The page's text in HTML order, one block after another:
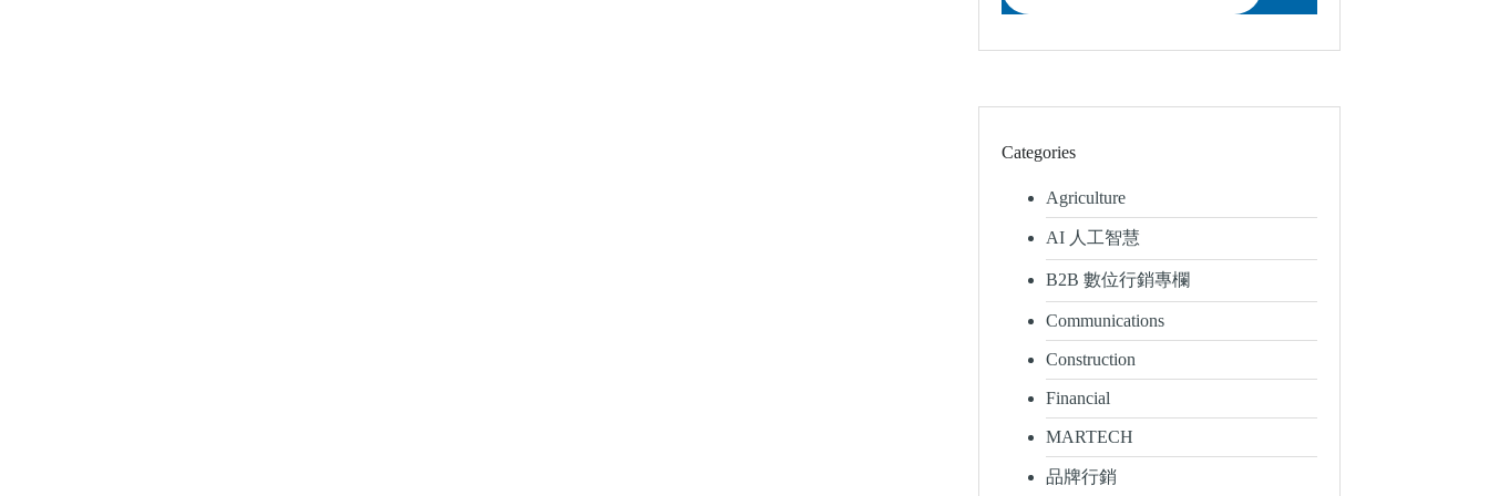
Categories
Agriculture
AI 人工智慧
B2B 數位行銷專欄
Communications
Construction
Financial
MARTECH
品牌行銷